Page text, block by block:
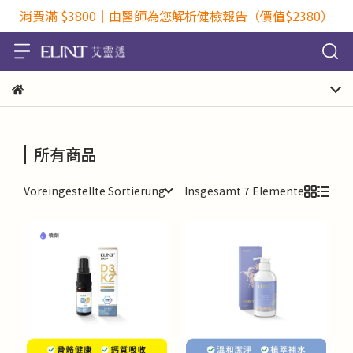
消費滿 $3800｜由醫師為您解析健檢報告（價值$2380）
所有商品
Voreingestellte Sortierung Insgesamt 7 Elemente